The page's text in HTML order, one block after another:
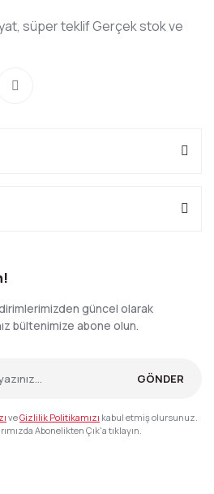
süper teklif Gerçek stok ve
güncel olarak
bültenimize abone olun.
GÖNDER
veGizlilik Politikamızı kabul etmiş olursunuz.
Abonelikten Çık'a tıklayın.